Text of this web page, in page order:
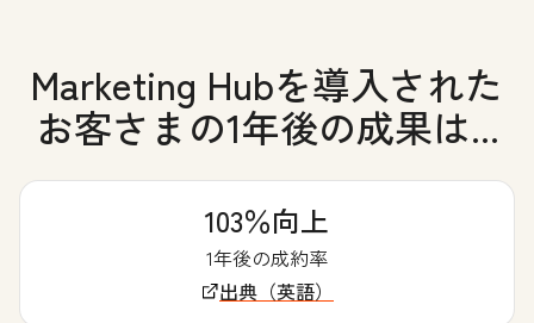
Marketing Hubを導入された
お客さまの1年後の成果は...
103％向上
1年後の成約率
出典（英語）